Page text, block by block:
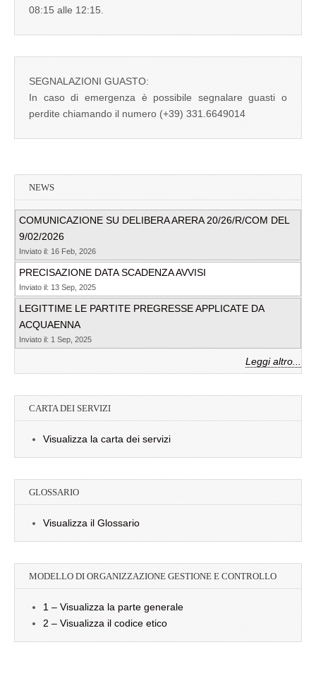
08:15 alle 12:15.
SEGNALAZIONI GUASTO:
In caso di emergenza è possibile segnalare guasti o
perdite chiamando il numero (+39) 331.6649014
NEWS
COMUNICAZIONE SU DELIBERA ARERA 20/26/R/COM DEL
9/02/2026
Inviato il: 16 Feb, 2026
PRECISAZIONE DATA SCADENZA AVVISI
Inviato il: 13 Sep, 2025
LEGITTIME LE PARTITE PREGRESSE APPLICATE DA
ACQUAENNA
Inviato il: 1 Sep, 2025
Leggi altro...
CARTA DEI SERVIZI
Visualizza la carta dei servizi
GLOSSARIO
Visualizza il Glossario
MODELLO DI ORGANIZZAZIONE GESTIONE E CONTROLLO
1 – Visualizza la parte generale
2 – Visualizza il codice etico